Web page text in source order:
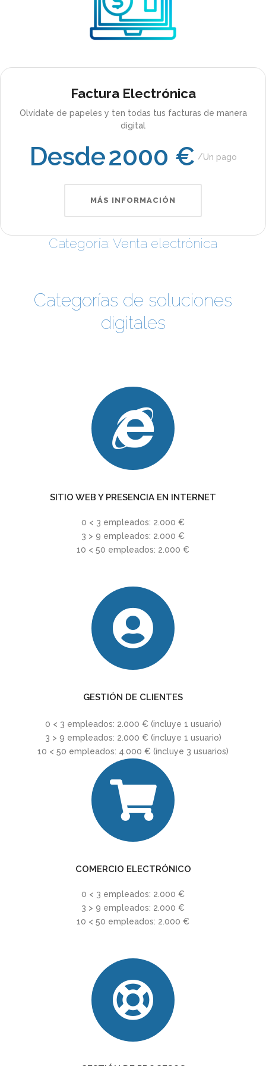
Factura Electrónica
Olvídate de papeles y ten todas tus facturas de manera
digital
Desde2000 € Un pago
MÁS INFORMACIÓN
Categoría: Venta electrónica
Categorías de soluciones
digitales
SITIO WEB Y PRESENCIA EN INTERNET
0 < 3 empleados: 2.000 €
3 > 9 empleados: 2.000 €
10 < 50 empleados: 2.000 €
GESTIÓN DE CLIENTES
0 < 3 empleados: 2.000 € (incluye 1 usuario)
3 > 9 empleados: 2.000 € (incluye 1 usuario)
10 < 50 empleados: 4.000 € (incluye 3 usuarios)
COMERCIO ELECTRÓNICO
0 < 3 empleados: 2.000 €
3 > 9 empleados: 2.000 €
10 < 50 empleados: 2.000 €